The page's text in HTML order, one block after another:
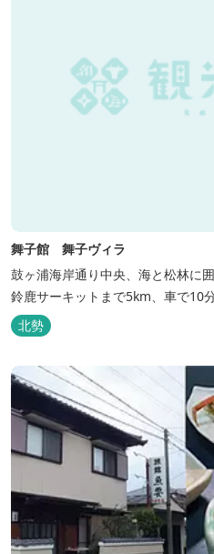
舞子館 舞子ヴィラ
鼓ヶ浦海岸通り中央、海と松林に
鈴鹿サーキットまで5km、車で10分
北勢